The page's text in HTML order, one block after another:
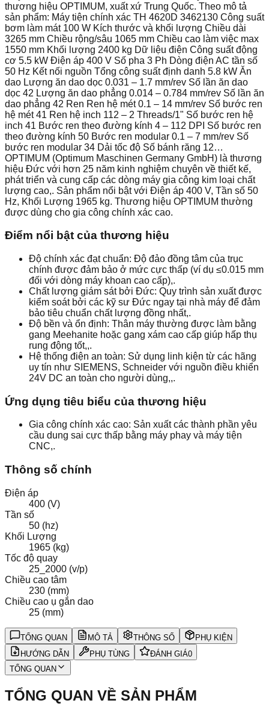
thương hiệu OPTIMUM, xuất xứ Trung Quốc. Theo mô tả
sản phẩm: Máy tiện chính xác TH 4620D 3462130 Công suất
bơm làm mát 100 W Kích thước và khối lượng Chiều dài
3265 mm Chiều rộng/sâu 1065 mm Chiều cao làm việc max
1550 mm Khối lượng 2400 kg Dữ liệu điện Công suất động
cơ 5.5 kW Điện áp 400 V Số pha 3 Ph Dòng điện AC tần số
50 Hz Kết nối nguồn Tổng công suất định danh 5.8 kW Ăn
dao Lượng ăn dao dọc 0.031 – 1.7 mm/rev Số lần ăn dao
dọc 42 Lượng ăn dao phẳng 0.014 – 0.784 mm/rev Số lần ăn
dao phẳng 42 Ren Ren hệ mét 0.1 – 14 mm/rev Số bước ren
hệ mét 41 Ren hệ inch 112 – 2 Threads/1" Số bước ren hệ
inch 41 Bước ren theo đường kính 4 – 112 DPI Số bước ren
theo đường kính 50 Bước ren modular 0.1 – 7 mm/rev Số
bước ren modular 34 Dải tốc độ Số bánh răng 12…
OPTIMUM (Optimum Maschinen Germany GmbH) là thương
hiệu Đức với hơn 25 năm kinh nghiệm chuyên về thiết kế,
phát triển và cung cấp các dòng máy gia công kim loại chất
lượng cao,. Sản phẩm nổi bật với Điện áp 400 V, Tần số 50
Hz, Khối Lượng 1965 kg. Thương hiệu OPTIMUM thường
được dùng cho gia công chính xác cao.
Điểm nổi bật của thương hiệu
Độ chính xác đạt chuẩn: Độ đảo đồng tâm của trục
chính được đảm bảo ở mức cực thấp (ví dụ ≤0.015 mm
đối với dòng máy khoan cao cấp),.
Chất lượng giám sát bởi Đức: Quy trình sản xuất được
kiểm soát bởi các kỹ sư Đức ngay tại nhà máy để đảm
bảo tiêu chuẩn chất lượng đồng nhất,.
Độ bền và ổn định: Thân máy thường được làm bằng
gang Meehanite hoặc gang xám cao cấp giúp hấp thụ
rung động tốt,,.
Hệ thống điện an toàn: Sử dụng linh kiện từ các hãng
uy tín như SIEMENS, Schneider với nguồn điều khiển
24V DC an toàn cho người dùng,,.
Ứng dụng tiêu biểu của thương hiệu
Gia công chính xác cao: Sản xuất các thành phần yêu
cầu dung sai cực thấp bằng máy phay và máy tiện
CNC,.
Thông số chính
Điện áp
400 (V)
Tần số
50 (hz)
Khối Lượng
1965 (kg)
Tốc độ quay
25_2000 (v/p)
Chiều cao tâm
230 (mm)
Chiều cao ụ gắn dao
25 (mm)
TỔNG QUAN MÔ TẢ THÔNG SỐ
PHỤ KIỆN
HƯỚNG DẪN
PHỤ TÙNG ĐÁNH GIÁ0
TỔNG QUAN
TỔNG QUAN VỀ SẢN PHẨM